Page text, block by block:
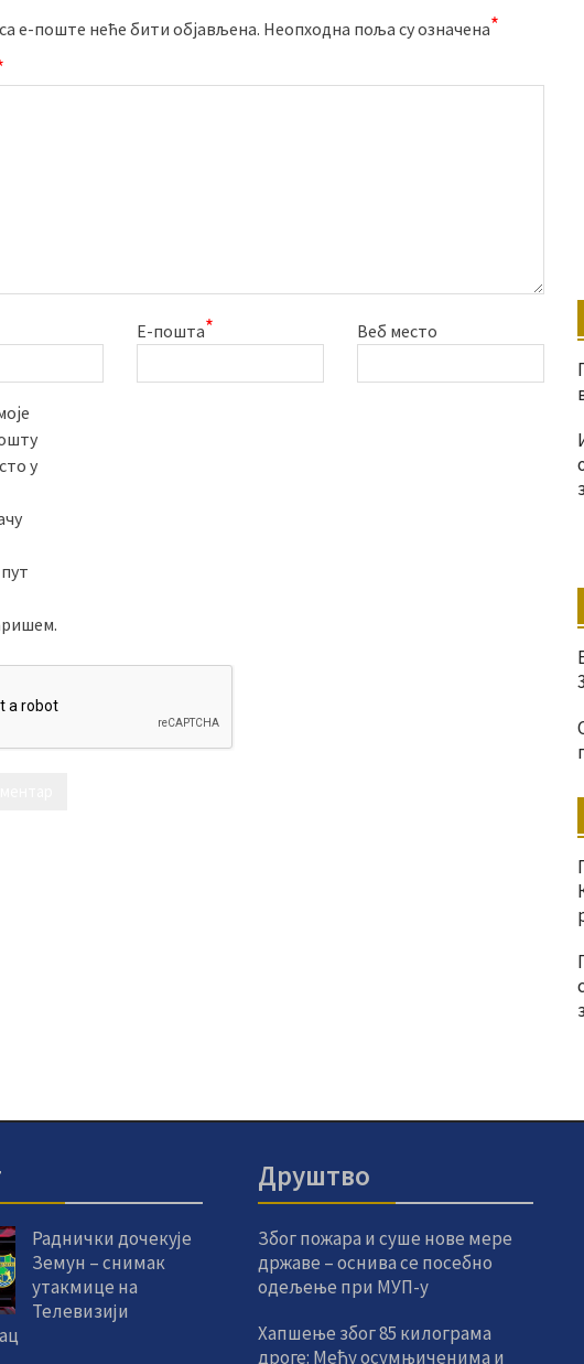
е-поште неће бити објављена. Неопходна поља су означена*
Е-пошта* Веб место
у
Раднички дочекује
Земун – снимак
утакмице на
Телевизији
Друштво
Због пожара и суше нове мере
државе – оснива се посебно
одељење при МУП-у
Хапшење због 85 килограма
дроге: Међу осумњиченима и